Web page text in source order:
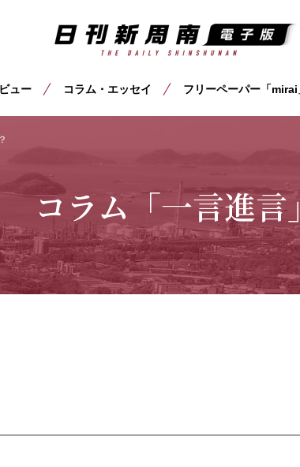
ュー コラム・エッセイ フリーペーパー「mirai
コラム「一言進言